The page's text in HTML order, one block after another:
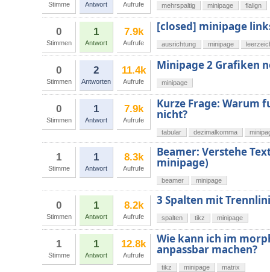
Stimme Antwort Aufrufe mehrspaltig minipage flalign
0
Stimmen
1
Antwort
7.9k
Aufrufe
[closed] minipage
ausrichtung minipage
0
Stimmen
2
Antworten
11.4k
Aufrufe
Minipage 2 Grafiken
minipage
0
Stimmen
1
Antwort
7.9k
Aufrufe
Kurze Frage:
nicht?
tabular dezimalkomma
1
Stimme
1
Antwort
8.3k
Aufrufe
Beamer: Verstehe
minipage)
beamer minipage
0
Stimmen
1
Antwort
8.2k
Aufrufe
3 Spalten mit
spalten tikz minipage
1
Stimme
1
Antwort
12.8k
Aufrufe
Wie kann ich im
anpassbar machen?
tikz minipage matrix